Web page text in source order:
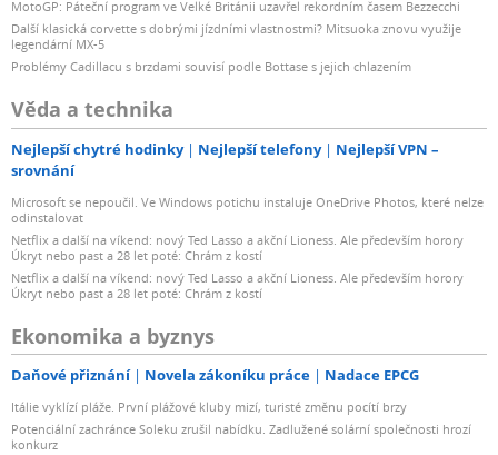
MotoGP: Páteční program ve Velké Británii uzavřel rekordním časem Bezzecchi
Další klasická corvette s dobrými jízdními vlastnostmi? Mitsuoka znovu využije
legendární MX-5
Problémy Cadillacu s brzdami souvisí podle Bottase s jejich chlazením
Věda a technika
Nejlepší chytré hodinky Nejlepší telefony
Nejlepší VPN –
srovnání
Microsoft se nepoučil. Ve Windows potichu instaluje OneDrive Photos, které nelze
odinstalovat
Netflix a další na víkend: nový Ted Lasso a akční Lioness. Ale především horory
Úkryt nebo past a 28 let poté: Chrám z kostí
Netflix a další na víkend: nový Ted Lasso a akční Lioness. Ale především horory
Úkryt nebo past a 28 let poté: Chrám z kostí
Ekonomika a byznys
Daňové přiznání Novela zákoníku práce Nadace EPCG
Itálie vyklízí pláže. První plážové kluby mizí, turisté změnu pocítí brzy
Potenciální zachránce Soleku zrušil nabídku. Zadlužené solární společnosti hrozí
konkurz